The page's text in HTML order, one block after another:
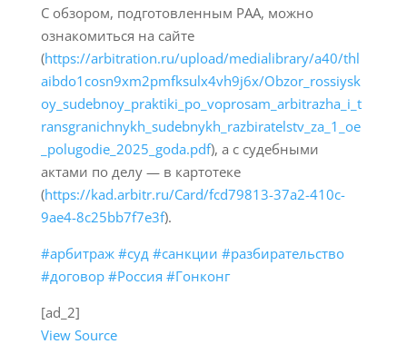
С обзором, подготовленным РАА, можно
ознакомиться на сайте
(https://arbitration.ru/upload/medialibrary/a40/thl
aibdo1cosn9xm2pmfksulx4vh9j6x/Obzor_rossiysk
oy_sudebnoy_praktiki_po_voprosam_arbitrazha_i_t
ransgranichnykh_sudebnykh_razbiratelstv_za_1_oe
_polugodie_2025_goda.pdf), а с судебными
актами по делу — в картотеке
(https://kad.arbitr.ru/Card/fcd79813-37a2-410c-
9ae4-8c25bb7f7e3f).
#арбитраж #суд #санкции #разбирательство
#договор #Россия #Гонконг
[ad_2]
View Source